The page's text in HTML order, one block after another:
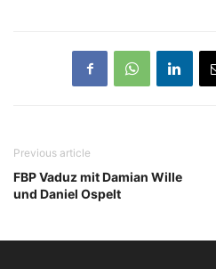
Previous article
FBP Vaduz mit Damian Wille
und Daniel Ospelt